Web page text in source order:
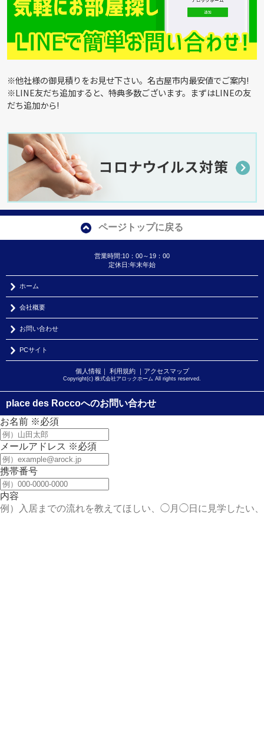
※他社様の御見積りをお見せ下さい。名古屋市内最安値でご案内!
※LINE友だち追加すると、特典多数ございます。まずはLINEの友
だち追加から!
ページトップに戻る
営業時間:10：00～19：00
定休日:年末年始
ホーム
会社概要
お問い合わせ
PCサイト
個人情報 利用規約｜ アクセスマップ
Copyright(c) 株式会社アロックホーム All rights reserved.
place des Roccoへのお問い合わせ
お名前 ※必須
メールアドレス ※必須
携帯番号
内容